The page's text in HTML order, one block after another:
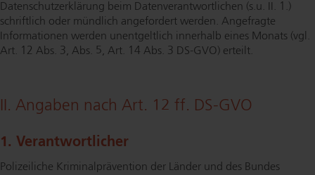
Da­ten­schut­z­er­klä­rung beim Da­ten­ver­ant­wort­li­chen (s.u. II. 1.)
schriftlich oder mündlich angefordert werden. Angefragte
Informationen werden unentgeltlich innerhalb eines Monats (vgl.
Art. 12 Abs. 3, Abs. 5, Art. 14 Abs. 3 DS-GVO) erteilt.
II. Angaben nach Art. 12 ff. DS-GVO
1. Ver­ant­wort­li­cher
Polizeiliche Kri­mi­nal­prä­ven­ti­on der Länder und des Bundes